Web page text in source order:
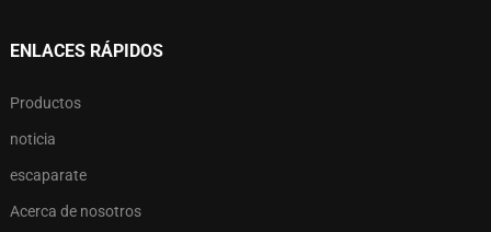
ENLACES RÁPIDOS
Productos
noticia
escaparate
Acerca de nosotros